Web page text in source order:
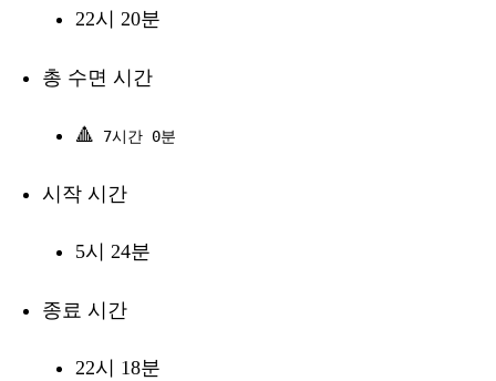
22시 20분
총 수면 시간
🔺 7시간 0분
시작 시간
5시 24분
종료 시간
22시 18분